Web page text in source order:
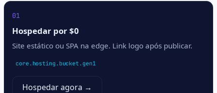
01
Hospedar por $0
Site estático ou SPA na edge. Link logo após publicar.
core.hosting.bucket.gen1
Hospedar agora →